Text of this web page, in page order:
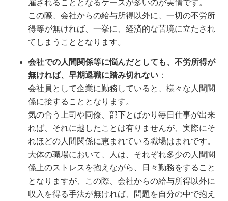
雇されることとなるケースが多いのが実情です。
この際、会社からの給与所得以外に、一切の不労所
得等が無ければ、一挙に、経済的な苦境に立たされ
てしまうこととなります。
会社での人間関係等に悩んだとしても、不労所得が
無ければ、早期退職に踏み切れない ：
会社員として企業に勤務していると、様々な人間関
係に接することとなります。
気の合う上司や同僚、部下とばかり毎日仕事が出来
れば、それに越したことは有りませんが、実際にそ
れほどの人間関係に恵まれている職場はまれです。
大体の職場において、人は、それぞれ多少の人間関
係上のストレスを抱えながら、日々勤務をすること
となりますが、この際、会社からの給与所得以外に
収入を得る手法が無ければ、問題を自分の中で抱え